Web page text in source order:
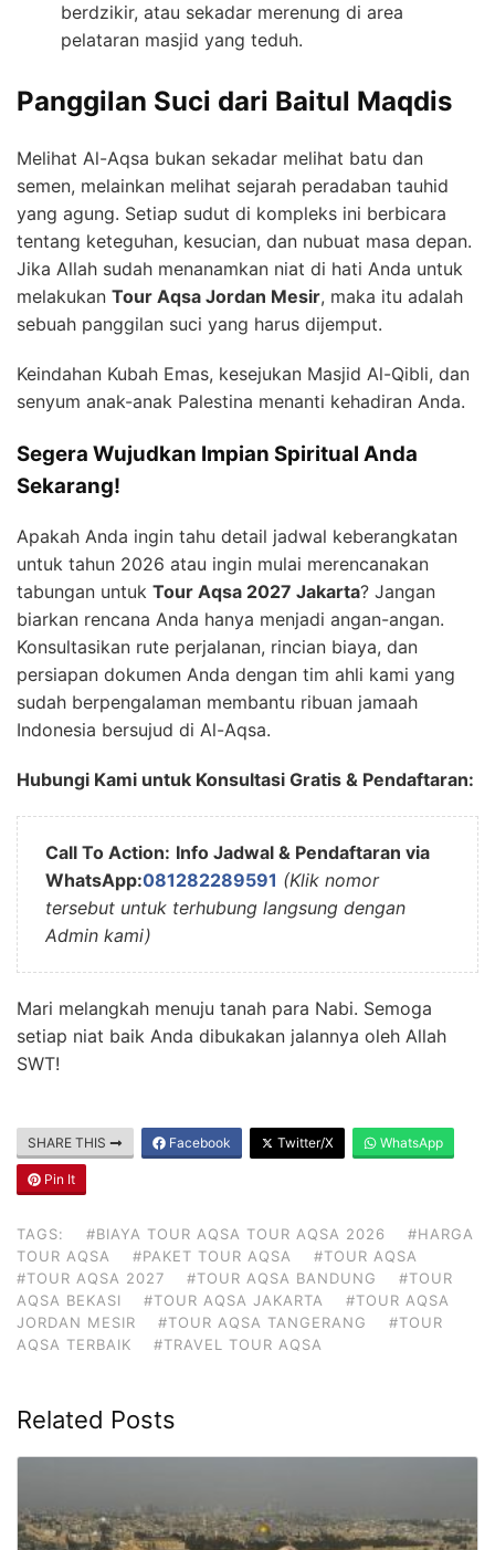
berdzikir, atau sekadar merenung di area
pelataran masjid yang teduh.
Panggilan Suci dari Baitul Maqdis
Melihat Al-Aqsa bukan sekadar melihat batu dan
semen, melainkan melihat sejarah peradaban tauhid
yang agung. Setiap sudut di kompleks ini berbicara
tentang keteguhan, kesucian, dan nubuat masa depan.
Jika Allah sudah menanamkan niat di hati Anda untuk
melakukan Tour Aqsa Jordan Mesir, maka itu adalah
sebuah panggilan suci yang harus dijemput.
Keindahan Kubah Emas, kesejukan Masjid Al-Qibli, dan
senyum anak-anak Palestina menanti kehadiran Anda.
Segera Wujudkan Impian Spiritual Anda
Sekarang!
Apakah Anda ingin tahu detail jadwal keberangkatan
untuk tahun 2026 atau ingin mulai merencanakan
tabungan untuk Tour Aqsa 2027 Jakarta? Jangan
biarkan rencana Anda hanya menjadi angan-angan.
Konsultasikan rute perjalanan, rincian biaya, dan
persiapan dokumen Anda dengan tim ahli kami yang
sudah berpengalaman membantu ribuan jamaah
Indonesia bersujud di Al-Aqsa.
Hubungi Kami untuk Konsultasi Gratis & Pendaftaran:
Call To Action: Info Jadwal & Pendaftaran via
WhatsApp:081282289591 (Klik nomor
tersebut untuk terhubung langsung dengan
Admin kami)
Mari melangkah menuju tanah para Nabi. Semoga
setiap niat baik Anda dibukakan jalannya oleh Allah
SWT!
SHARE THIS Facebook Twitter/X WhatsApp
Pin It
TAGS: #BIAYA TOUR AQSA TOUR AQSA 2026
#HARGA
TOUR AQSA
#PAKET TOUR AQSA
#TOUR AQSA
#TOUR AQSA 2027
#TOUR AQSA BANDUNG
#TOUR
AQSA BEKASI
#TOUR AQSA JAKARTA
#TOUR AQSA
JORDAN MESIR
#TOUR AQSA TANGERANG
#TOUR
AQSA TERBAIK
#TRAVEL TOUR AQSA
Related Posts